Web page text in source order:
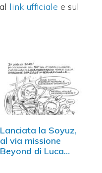
link ufficiale e sul
Lanciata la Soyuz,
al via missione
Beyond di Luca